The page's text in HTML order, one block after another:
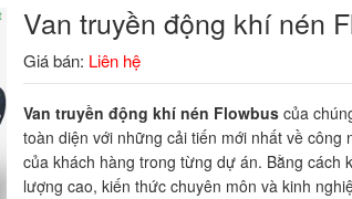
Van truyền động khí nén
Giá bán: Liên hệ
Van truyền động khí nén Flowbus của
toàn diện với những cải tiến mới nhất về công
của khách hàng trong từng dự án. Bằng cách
lượng cao, kiến ​​thức chuyên môn và kinh